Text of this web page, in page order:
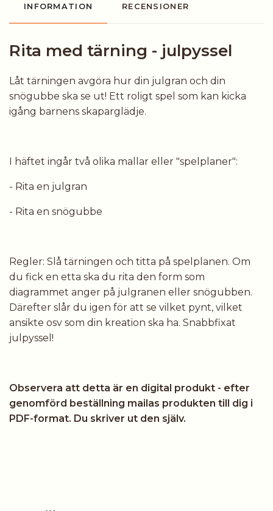
INFORMATION RECENSIONER
Rita med tärning - julpyssel
Låt tärningen avgöra hur din julgran och din
snögubbe ska se ut! Ett roligt spel som kan kicka
igång barnens skaparglädje.
I häftet ingår två olika mallar eller "spelplaner":
- Rita en julgran
- Rita en snögubbe
Regler: Slå tärningen och titta på spelplanen. Om
du fick en etta ska du rita den form som
diagrammet anger på julgranen eller snögubben.
Därefter slår du igen för att se vilket pynt, vilket
ansikte osv som din kreation ska ha. Snabbfixat
julpyssel!
Observera att detta är en digital produkt - efter
genomförd beställning mailas produkten till dig i
PDF-format. Du skriver ut den själv.